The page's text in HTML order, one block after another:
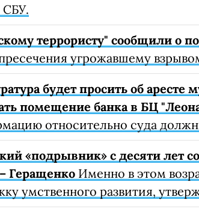
террористу" сообщили о
угрожавшему
будет просить об
помещение банка в БЦ
относительно суда
«подрывник» с десяти лет
Геращенко Именно в этом
умственного развития,